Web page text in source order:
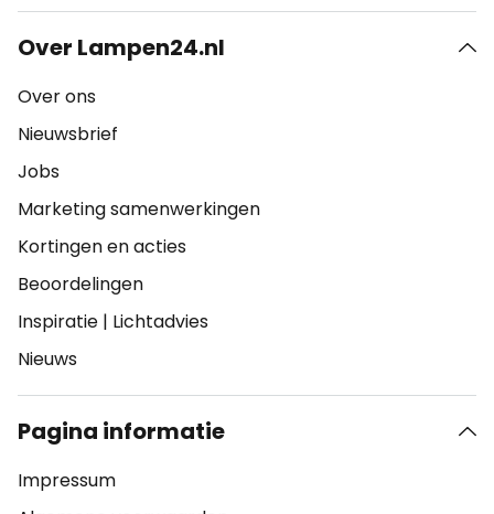
Over Lampen24.nl
Over ons
Nieuwsbrief
Jobs
Marketing samenwerkingen
Kortingen en acties
Beoordelingen
Inspiratie | Lichtadvies
Nieuws
Pagina informatie
Impressum